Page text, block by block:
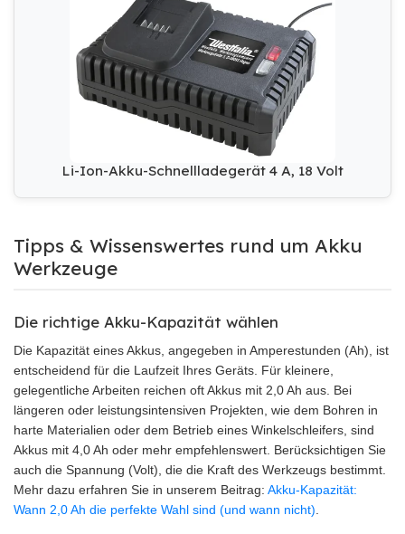
Li-Ion-Akku-Schnellladegerät 4 A, 18 Volt
Tipps & Wissenswertes rund um Akku
Werkzeuge
Die richtige Akku-Kapazität wählen
Die Kapazität eines Akkus, angegeben in Amperestunden (Ah), ist
entscheidend für die Laufzeit Ihres Geräts. Für kleinere,
gelegentliche Arbeiten reichen oft Akkus mit 2,0 Ah aus. Bei
längeren oder leistungsintensiven Projekten, wie dem Bohren in
harte Materialien oder dem Betrieb eines Winkelschleifers, sind
Akkus mit 4,0 Ah oder mehr empfehlenswert. Berücksichtigen Sie
auch die Spannung (Volt), die die Kraft des Werkzeugs bestimmt.
Mehr dazu erfahren Sie in unserem Beitrag: Akku-Kapazität:
Wann 2,0 Ah die perfekte Wahl sind (und wann nicht)